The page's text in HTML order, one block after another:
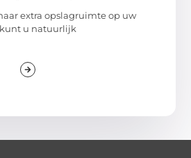
extra opslagruimte op uw
u natuurlijk